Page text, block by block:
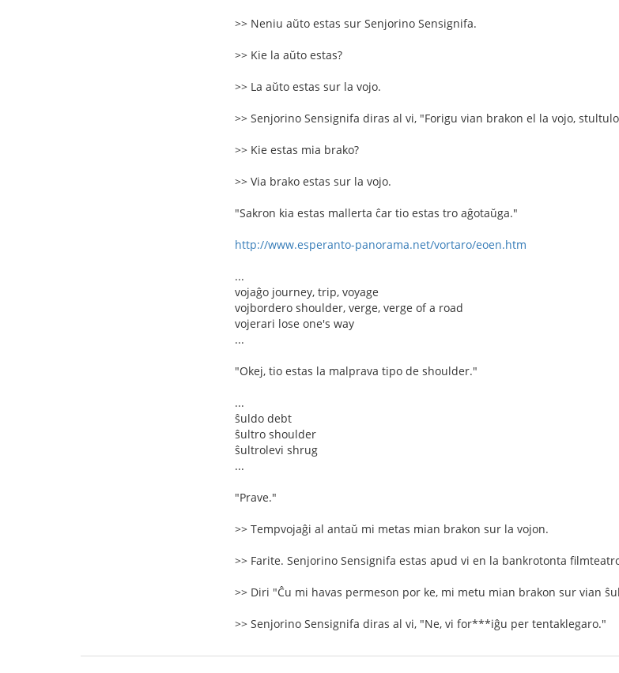
>> Neniu aŭto estas sur Senjorino Sensignifa.
>> Kie la aŭto estas?
>> La aŭto estas sur la vojo.
>> Senjorino Sensignifa diras al vi, "Forigu vian brakon el la vojo,
>> Kie estas mia brako?
>> Via brako estas sur la vojo.
"Sakron kia estas mallerta ĉar tio estas tro aĝotaŭga."
http://www.esperanto-panorama.net/vortaro/eoen.htm
...
vojaĝo journey, trip, voyage
vojbordero shoulder, verge, verge of a road
vojerari lose one's way
...
"Okej, tio estas la malprava tipo de shoulder."
...
ŝuldo debt
ŝultro shoulder
ŝultrolevi shrug
...
"Prave."
>> Tempvojaĝi al antaŭ mi metas mian brakon sur la vojon.
>> Farite. Senjorino Sensignifa estas apud vi en la bankrotonta
>> Diri "Ĉu mi havas permeson por ke, mi metu mian brakon sur vian
>> Senjorino Sensignifa diras al vi, "Ne, vi for***iĝu per tentaklegaro."